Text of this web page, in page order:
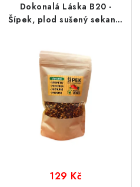
Dokonalá Láska B20 -
Šípek, plod sušený sekaný;
129 Kč